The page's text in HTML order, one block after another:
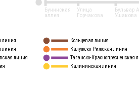
линия
линия
линия
Кольцевая линия
Калужско-Рижская линия
Таганско-Краснопресненская
Калининская линия
Бульвар
Ушакова
Улица
Горчакова
Бунинская
аллея